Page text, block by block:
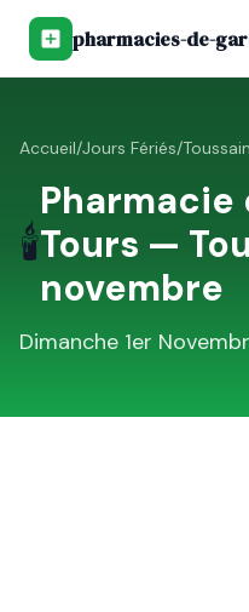
pharmacies-de-
Accueil/Jours Fériés/
🕯️
Pharmacie
Tours —
novembre
Dimanche 1er